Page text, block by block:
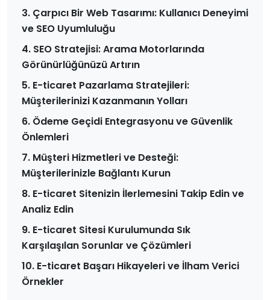
3. Çarpıcı Bir Web Tasarımı: Kullanıcı Deneyimi
ve SEO Uyumluluğu
4. SEO Stratejisi: Arama Motorlarında
Görünürlüğünüzü Artırın
5. E-ticaret Pazarlama Stratejileri:
Müşterilerinizi Kazanmanın Yolları
6. Ödeme Geçidi Entegrasyonu ve Güvenlik
Önlemleri
7. Müşteri Hizmetleri ve Desteği:
Müşterilerinizle Bağlantı Kurun
8. E-ticaret Sitenizin İlerlemesini Takip Edin ve
Analiz Edin
9. E-ticaret Sitesi Kurulumunda Sık
Karşılaşılan Sorunlar ve Çözümleri
10. E-ticaret Başarı Hikayeleri ve İlham Verici
Örnekler